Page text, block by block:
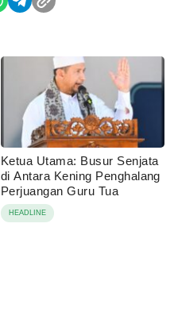
Ketua Utama: Busur Senjata
di Antara Kening Penghalang
Perjuangan Guru Tua
HEADLINE